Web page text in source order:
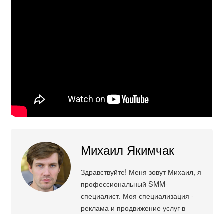
Михаил Якимчак
Здравствуйте! Меня зовут Михаил, я
профессиональный SMM-
специалист. Моя специализация -
реклама и продвижение услуг в